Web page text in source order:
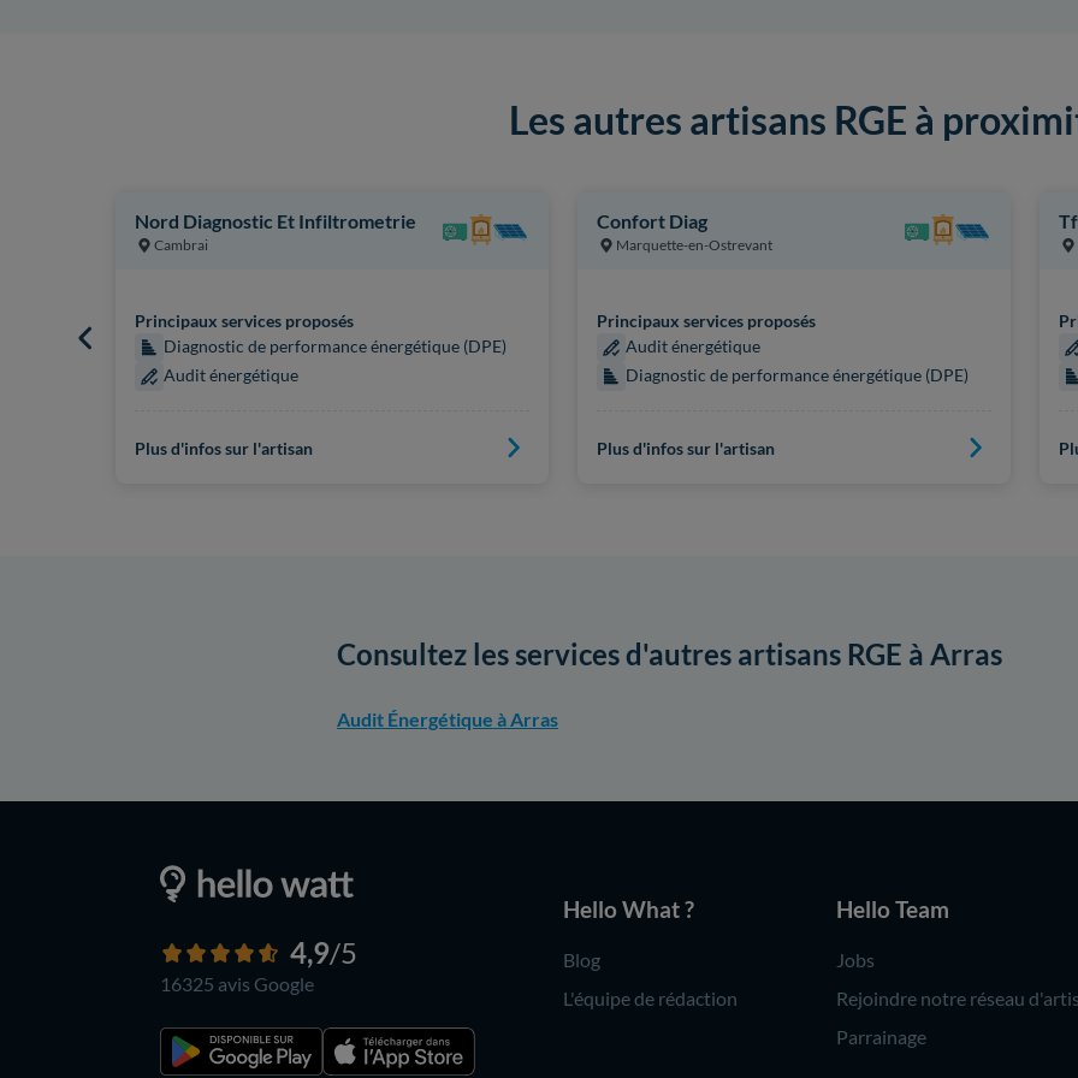
Les autres artisans RGE à
Nord Diagnostic Et Infiltrometrie
Cambrai
Principaux services proposés
Diagnostic de performance énergétique (DPE)
Audit énergétique
Plus d'infos sur l'artisan
Confort Diag
Marquette-en-Ostrevant
Principaux services proposés
Audit énergétique
Diagnostic de performance énergétique (DPE)
Plus d'infos sur l'artisan
Consultez les services d'autres artisans RGE à Arras
Audit Énergétique à Arras
4,9/5
16325 avis Google
Hello What ?
Blog
L'équipe de rédaction
Hello Team
Jobs
Rejoindre notre réseau
Parrainage